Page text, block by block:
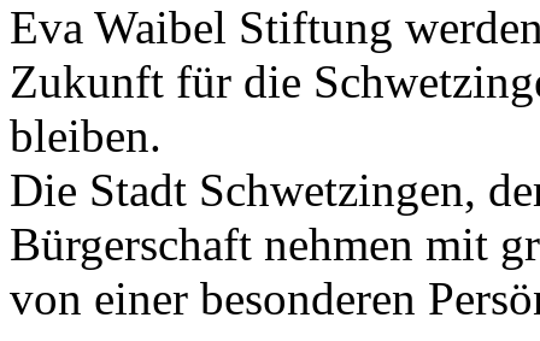
Eva Waibel Stiftung
Zukunft für die
bleiben.
Die Stadt Schwetzingen,
Bürgerschaft nehmen mit
von einer besonderen